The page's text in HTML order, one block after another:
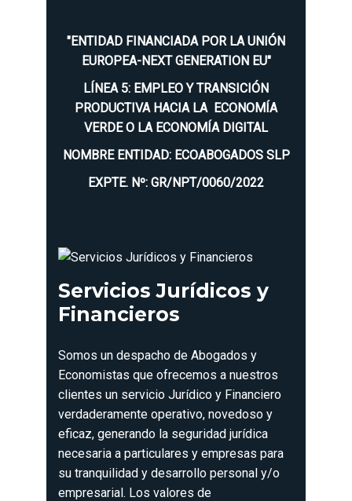
"ENTIDAD FINANCIADA POR LA UNIÓN
EUROPEA-NEXT GENERATION EU"
LÍNEA 5: EMPLEO Y TRANSICIÓN
PRODUCTIVA HACIA LA ECONOMÍA
VERDE O LA ECONOMÍA DIGITAL
NOMBRE ENTIDAD: ECOABOGADOS SLP
EXPTE. Nº: GR/NPT/0060/2022
Servicios Jurídicos y
Financieros
Somos un despacho de Abogados y
Economistas que ofrecemos a nuestros
clientes un servicio Jurídico y Financiero
verdaderamente operativo, novedoso y
eficaz, generando la seguridad jurídica
necesaria a particulares y empresas para
su tranquilidad y desarrollo personal y/o
empresarial. Los valores de